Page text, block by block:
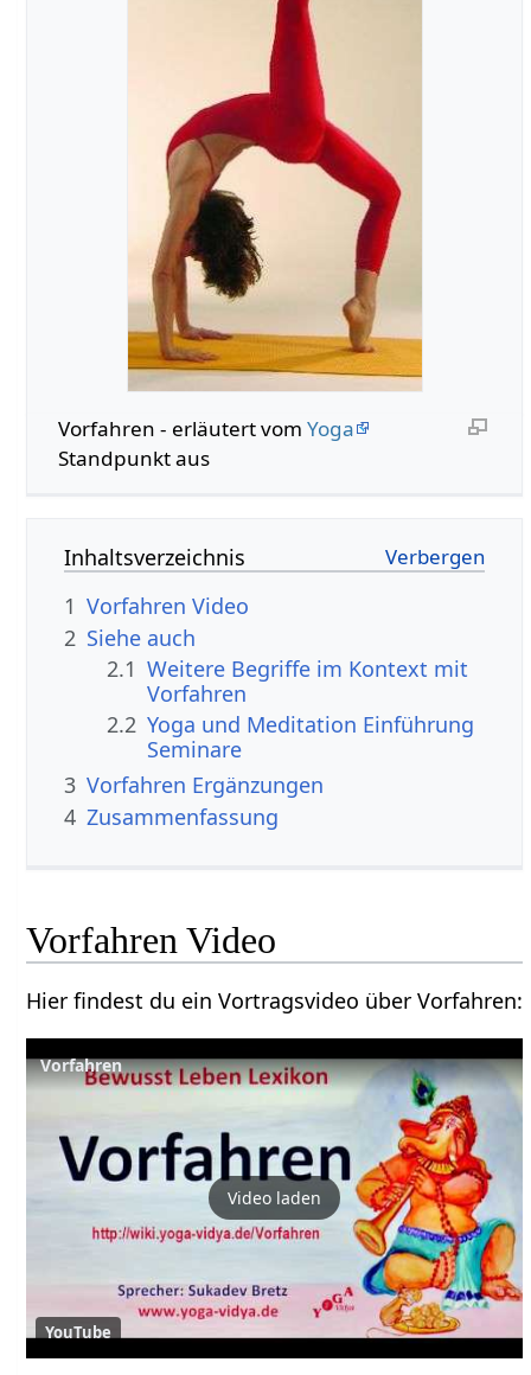
Vorfahren‏‎ - erläutert vom Yoga
Standpunkt aus
Inhaltsverzeichnis
1
Vorfahren‏‎ Video
2 Siehe auch
2.1 Weitere Begriffe im Kontext mit
2.2 Yoga und Meditation Einführung
Seminare
3
Vorfahren‏‎ Ergänzungen
4 Zusammenfassung
Vorfahren‏‎ Video
Hier findest du ein Vortragsvideo über Vorfahren‏‎:
Vorfahren‏‎
Video laden
YouTube